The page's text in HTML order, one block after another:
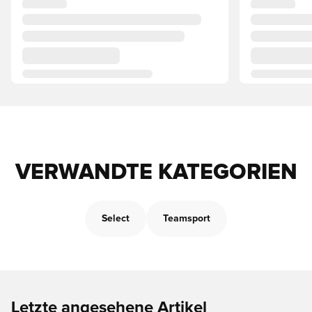
VERWANDTE KATEGORIEN
Select Teamsport
Letzte angesehene Artikel